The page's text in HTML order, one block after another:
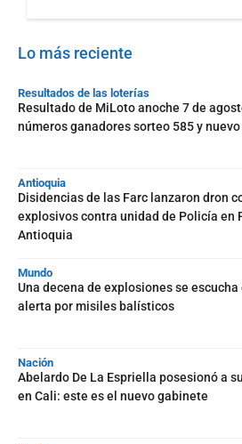
Lo más reciente
Resultados de las loterías
Resultado de MiLoto anoche 7 de
números ganadores sorteo 585 y
Antioquia
Disidencias de las Farc lanzaron dron
explosivos contra unidad de Policía en
Antioquia
Mundo
Una decena de explosiones se
alerta por misiles balísticos
Nación
Abelardo De La Espriella posesionó a
en Cali: este es el nuevo gabinete